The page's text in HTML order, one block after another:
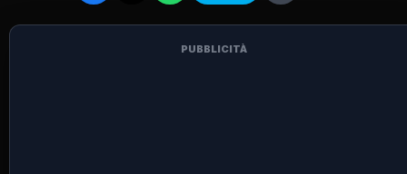
PUBBLICITÀ